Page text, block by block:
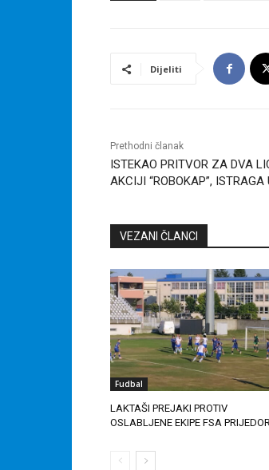
Dijeliti
Prethodni članak
ISTEKAO PRITVOR ZA DVA
AKCIJI “ROBOKAP”, ISTRAGA
VEZANI ČLANCI
Fudbal
LAKTAŠI PREJAKI PROTIV
OSLABLJENE EKIPE FSA